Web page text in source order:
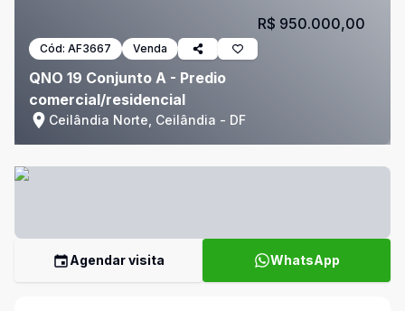
Cód: AF3667 Venda
QNO 19 Conjunto A - Predio
comercial/residencial
Ceilândia Norte, Ceilândia - DF
R$ 950.000,00
Agendar visita WhatsApp